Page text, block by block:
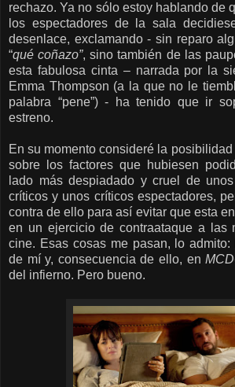
rechazo. Ya no sólo estoy hablando de
los espectadores de la sala
desenlace, exclamando - sin reparo
“qué coñazo”, sino también de las
esta fabulosa cinta – narrada por la
Emma Thompson (a la que no le
palabra “pene”) - ha tenido que ir
estreno.
En su momento consideré la
sobre los factores que hubiesen
lado más despiadado y cruel de
críticos y unos críticos espectadores,
contra de ello para así evitar que esta
en un ejercicio de contraataque a las
cine. Esas cosas me pasan, lo
de mí y, consecuencia de ello, en
del infierno. Pero bueno.